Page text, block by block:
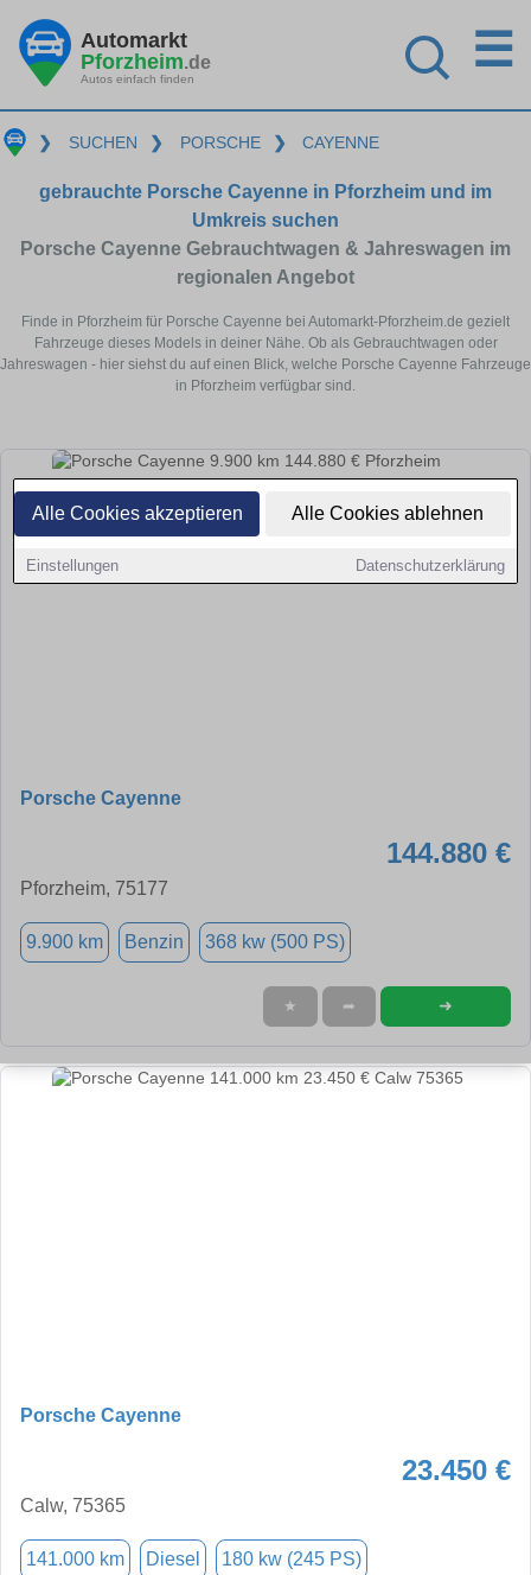
Alle Cookies akzeptieren Alle Cookies ablehnen
Einstellungen Datenschutzerklärung
Automarkt
Pforzheim.de
Autos einfach finden
☰
❯ SUCHEN ❯ PORSCHE ❯ CAYENNE
gebrauchte Porsche Cayenne in Pforzheim und im
Umkreis suchen
Porsche Cayenne Gebrauchtwagen & Jahreswagen im
regionalen Angebot
Finde in Pforzheim für Porsche Cayenne bei Automarkt-Pforzheim.de gezielt
Fahrzeuge dieses Models in deiner Nähe. Ob als Gebrauchtwagen oder
Jahreswagen - hier siehst du auf einen Blick, welche Porsche Cayenne Fahrzeuge
in Pforzheim verfügbar sind.
Porsche Cayenne
144.880 €
Pforzheim, 75177
9.900 km Benzin 368 kw (500 PS)
★ ➦ ➜
Porsche Cayenne
23.450 €
Calw, 75365
141.000 km Diesel 180 kw (245 PS)